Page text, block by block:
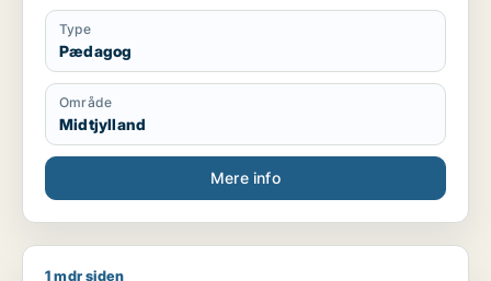
Type
Pædagog
Område
Midtjylland
Mere info
Marika søger job som pædagog / pædagogmedhjælper
1 mdr siden